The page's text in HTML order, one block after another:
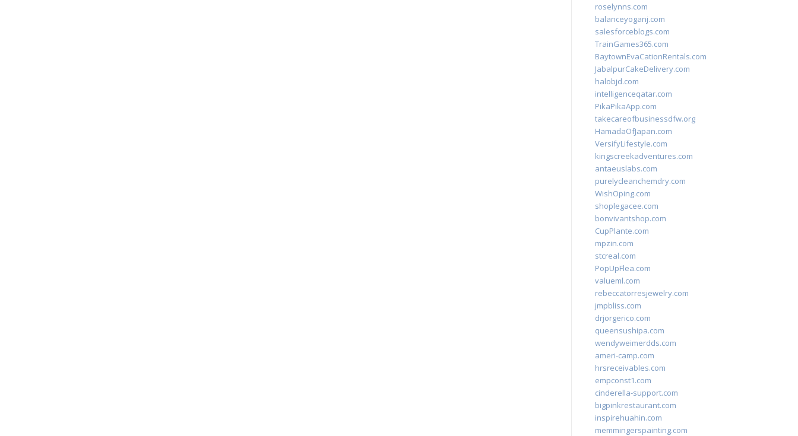
roselynns.com
balanceyoganj.com
salesforceblogs.com
TrainGames365.com
BaytownEvaCationRentals.com
JabalpurCakeDelivery.com
halobjd.com
intelligenceqatar.com
PikaPikaApp.com
takecareofbusinessdfw.org
HamadaOfJapan.com
VersifyLifestyle.com
kingscreekadventures.com
antaeuslabs.com
purelycleanchemdry.com
WishOping.com
shoplegacee.com
bonvivantshop.com
CupPlante.com
mpzin.com
stcreal.com
PopUpFlea.com
valueml.com
rebeccatorresjewelry.com
jmpbliss.com
drjorgerico.com
queensushipa.com
wendyweimerdds.com
ameri-camp.com
hrsreceivables.com
empconst1.com
cinderella-support.com
bigpinkrestaurant.com
inspirehuahin.com
memmingerspainting.com